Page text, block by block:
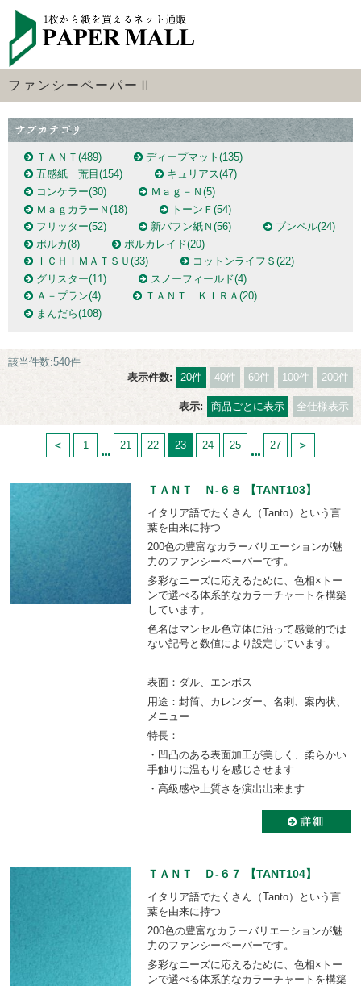
ファンシーペーパーⅡ
ＴＡＮＴ (489) ディープマット (135)
五感紙 荒目 (154) キュリアス(47)
コンケラー(30) Ｍａｇ－Ｎ (5)
ＭａｇカラーＮ (18) トーンＦ (54)
フリッター(52) 新バフン紙Ｎ (56) ブンペル(24)
ポルカ(8) ポルカレイド(20)
ＩＣＨＩＭＡＴＳＵ (33) コットンライフＳ (22)
グリスター(11) スノーフィールド(4)
Ａ－プラン(4) ＴＡＮＴ ＫＩＲＡ (20)
まんだら(108)
該当件数:540件
表示件数:
20件 40件 60件 100件 200件
表示: 商品ごとに表示 全仕様表示
1 21 22 23 24 25 27
ＴＡＮＴ Ｎ-６８ 【TANT103】
イタリア語でたくさん（Tanto）という言
葉を由来に持つ
200色の豊富なカラーバリエーションが魅
力のファンシーペーパーです。
多彩なニーズに応えるために、色相×トー
ンで選べる体系的なカラーチャートを構築
しています。
色名はマンセル色立体に沿って感覚的では
ない記号と数値により設定しています。
表面：ダル、エンボス
用途：封筒、カレンダー、名刺、案内状、
メニュー
特長：
・凹凸のある表面加工が美しく、柔らかい
手触りに温もりを感じさせます
・高級感や上質さを演出出来ます
ＴＡＮＴ Ｄ-６７ 【TANT104】
イタリア語でたくさん（Tanto）という言
葉を由来に持つ
200色の豊富なカラーバリエーションが魅
力のファンシーペーパーです。
多彩なニーズに応えるために、色相×トー
ンで選べる体系的なカラーチャートを構築